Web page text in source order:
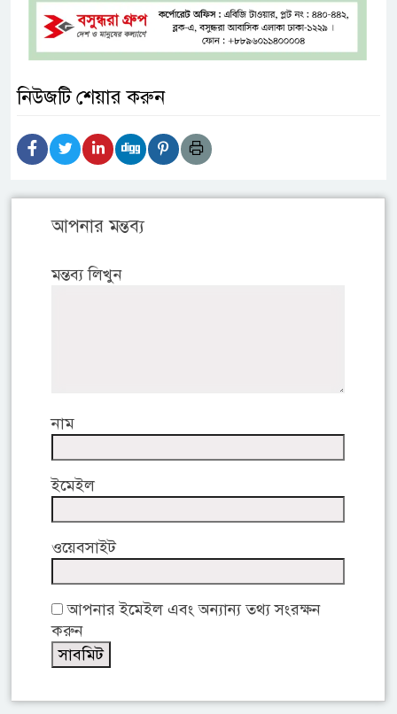
নিউজটি শেয়ার করুন
আপনার মন্তব্য
মন্তব্য লিখুন
নাম
ইমেইল
ওয়েবসাইট
আপনার ইমেইল এবং অন্যান্য তথ্য সংরক্ষন
করুন